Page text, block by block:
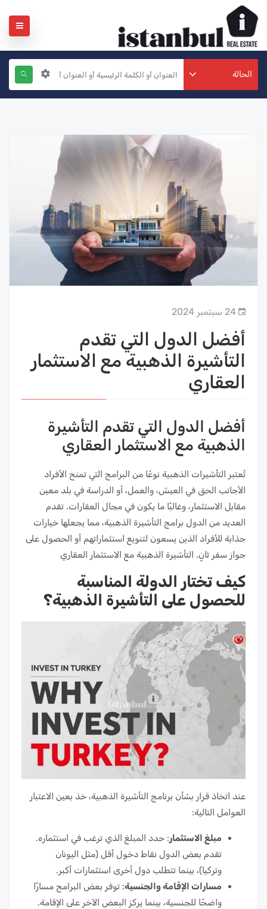
الحالة
24 سبتمبر 2024
أفضل الدول التي تقدم
التأشيرة الذهبية مع الاستثمار
العقاري
أفضل الدول التي تقدم التأشيرة
الذهبية مع الاستثمار العقاري
تُعتبر التأشيرات الذهبية نوعًا من البرامج التي تمنح الأفراد
الأجانب الحق في العيش، والعمل، أو الدراسة في بلد معين
مقابل الاستثمار، وغالبًا ما يكون في مجال العقارات. تقدم
العديد من الدول برامج التأشيرة الذهبية، مما يجعلها خيارات
جذابة للأفراد الذين يسعون لتنويع استثماراتهم أو الحصول على
جواز سفر ثانٍ. التأشيرة الذهبية مع الاستثمار العقاري
كيف تختار الدولة المناسبة
للحصول على التأشيرة الذهبية؟
عند اتخاذ قرار بشأن برنامج التأشيرة الذهبية، خذ بعين الاعتبار
العوامل التالية:
مبلغ الاستثمار: حدد المبلغ الذي ترغب في استثماره.
تقدم بعض الدول نقاط دخول أقل (مثل اليونان
وتركيا)، بينما تتطلب دول أخرى استثمارات أكبر.
مسارات الإقامة والجنسية: توفر بعض البرامج مسارًا
واضحًا للجنسية، بينما يركز البعض الآخر على الإقامة.